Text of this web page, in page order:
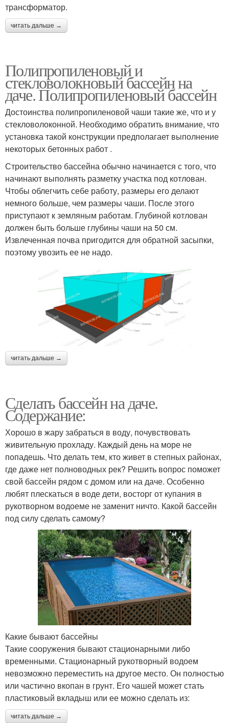
трансформатор.
читать дальше →
Полипропиленовый и
стекловолокновый бассейн на
даче. Полипропиленовый бассейн
Достоинства полипропиленовой чаши такие же, что и у
стекловолоконной. Необходимо обратить внимание, что
установка такой конструкции предполагает выполнение
некоторых бетонных работ .
Строительство бассейна обычно начинается с того, что
начинают выполнять разметку участка под котлован.
Чтобы облегчить себе работу, размеры его делают
немного больше, чем размеры чаши. После этого
приступают к земляным работам. Глубиной котлован
должен быть больше глубины чаши на 50 см.
Извлеченная почва пригодится для обратной засыпки,
поэтому увозить ее не надо.
читать дальше →
Сделать бассейн на даче.
Содержание:
Хорошо в жару забраться в воду, почувствовать
живительную прохладу. Каждый день на море не
попадешь. Что делать тем, кто живет в степных районах,
где даже нет полноводных рек? Решить вопрос поможет
свой бассейн рядом с домом или на даче. Особенно
любят плескаться в воде дети, восторг от купания в
рукотворном водоеме не заменит ничто. Какой бассейн
под силу сделать самому?
Какие бывают бассейны
Такие сооружения бывают стационарными либо
временными. Стационарный рукотворный водоем
невозможно переместить на другое место. Он полностью
или частично вкопан в грунт. Его чашей может стать
пластиковый вкладыш или ее можно сделать из:
читать дальше →